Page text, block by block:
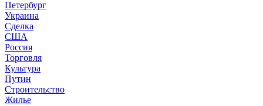
Петербург
Украина
Сделка
США
Россия
Торговля
Культура
Путин
Строительство
Жилье